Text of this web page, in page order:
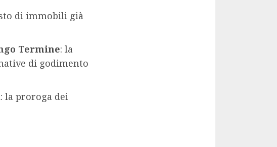
di immobili già
Termine: la
di godimento
: la proroga dei